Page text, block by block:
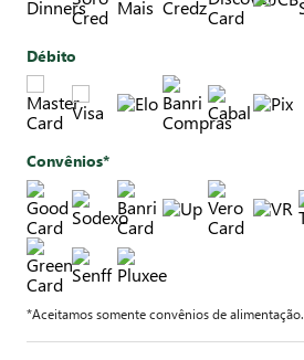
Débito
Convênios*
*Aceitamos somente convênios de alimentação.